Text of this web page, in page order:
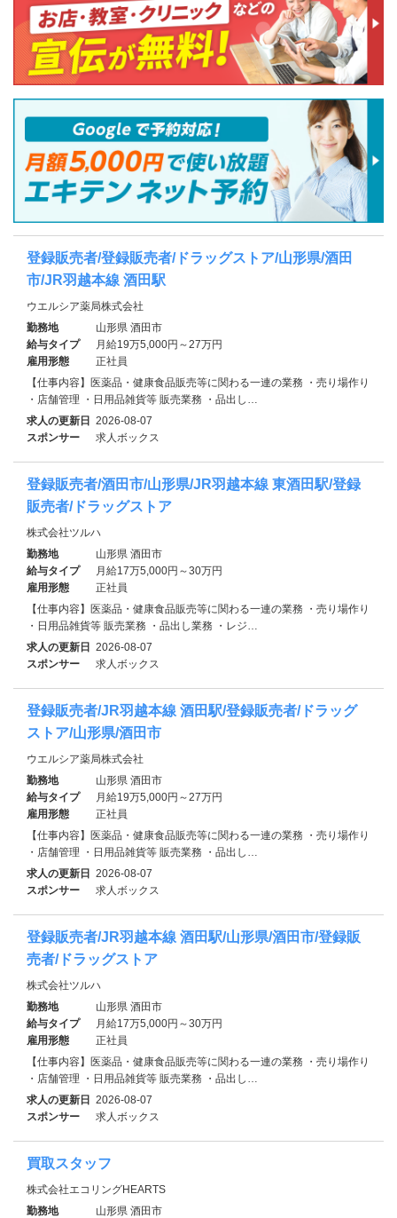
登録販売者/登録販売者/ドラッグストア/山形県/酒田
市/JR羽越本線 酒田駅
ウエルシア薬局株式会社
勤務地
山形県 酒田市
給与タイプ
月給19万5,000円～27万円
雇用形態
正社員
【仕事内容】医薬品・健康食品販売等に関わる一連の業務 ・売り場作り
・店舗管理 ・日用品雑貨等 販売業務 ・品出し…
求人の更新日 2026-08-07
スポンサー
求人ボックス
登録販売者/酒田市/山形県/JR羽越本線 東酒田駅/登録
販売者/ドラッグストア
株式会社ツルハ
勤務地
山形県 酒田市
給与タイプ
月給17万5,000円～30万円
雇用形態
正社員
【仕事内容】医薬品・健康食品販売等に関わる一連の業務 ・売り場作り
・日用品雑貨等 販売業務 ・品出し業務 ・レジ…
求人の更新日 2026-08-07
スポンサー
求人ボックス
登録販売者/JR羽越本線 酒田駅/登録販売者/ドラッグ
ストア/山形県/酒田市
ウエルシア薬局株式会社
勤務地
山形県 酒田市
給与タイプ
月給19万5,000円～27万円
雇用形態
正社員
【仕事内容】医薬品・健康食品販売等に関わる一連の業務 ・売り場作り
・店舗管理 ・日用品雑貨等 販売業務 ・品出し…
求人の更新日 2026-08-07
スポンサー
求人ボックス
登録販売者/JR羽越本線 酒田駅/山形県/酒田市/登録販
売者/ドラッグストア
株式会社ツルハ
勤務地
山形県 酒田市
給与タイプ
月給17万5,000円～30万円
雇用形態
正社員
【仕事内容】医薬品・健康食品販売等に関わる一連の業務 ・売り場作り
・店舗管理 ・日用品雑貨等 販売業務 ・品出し…
求人の更新日 2026-08-07
スポンサー
求人ボックス
買取スタッフ
株式会社エコリングHEARTS
勤務地
山形県 酒田市